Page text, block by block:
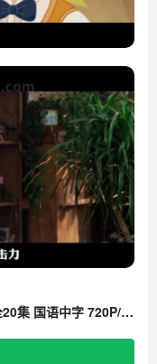
视频动画课程《给孩子的创新实验室》全20集 国语中字 720P/MP4/1.71G 百度云网盘下载